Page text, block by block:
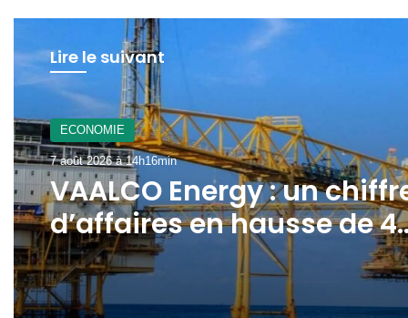
Lire le suivant
ECONOMIE
7 août 2026 à 14h16min
A La Une
7 août 2026 à 12h21min
Gabon : le gouvernement
mobilisé pour la
concrétisation du
mégaprojet de Fer de